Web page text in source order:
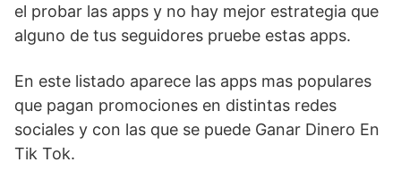
el probar las apps y no hay mejor estrategia que
alguno de tus seguidores pruebe estas apps.
En este listado aparece las apps mas populares
que pagan promociones en distintas redes
sociales y con las que se puede Ganar Dinero En
Tik Tok.